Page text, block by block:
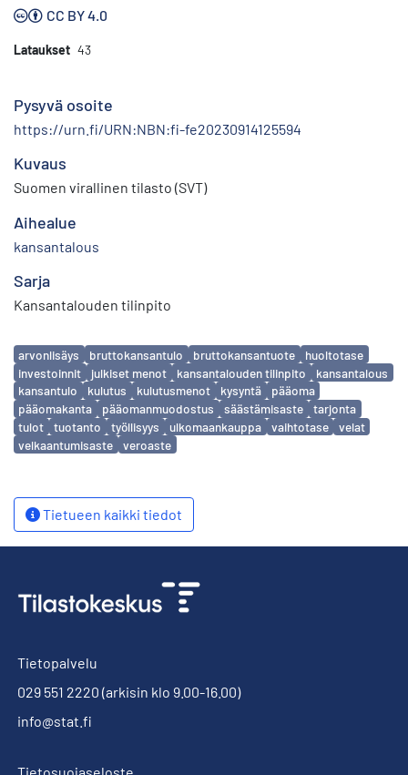
CC BY 4.0
Lataukset 43
Pysyvä osoite
https://urn.fi/URN:NBN:fi-fe20230914125594
Kuvaus
Suomen virallinen tilasto (SVT)
Aihealue
kansantalous
Sarja
Kansantalouden tilinpito
Avainsanat
arvonlisäys bruttokansantulo bruttokansantuote
huoltotase
investoinnit
julkiset menot kansantalouden tilinpito
kansantalous
kansantulo
kulutus kulutusmenot kysyntä
pääoma
pääomakanta
pääomanmuodostus säästämisaste
tarjonta
tulot
tuotanto työllisyys ulkomaankauppa vaihtotase
velat
velkaantumisaste
veroaste
Tietueen kaikki tiedot
Tietopalvelu
029 551 2220 (arkisin klo 9.00-16.00)
info@stat.fi